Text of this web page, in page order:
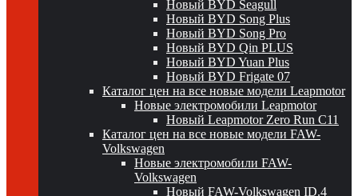
Новый BYD Seagull
Новый BYD Song Plus
Новый BYD Song Pro
Новый BYD Qin PLUS
Новый BYD Yuan Plus
Новый BYD Frigate 07
Каталог цен на все новые модели Leapmotor
Новые электромобили Leapmotor
Новый Leapmotor Zero Run C11
Каталог цен на все новые модели FAW-
Volkswagen
Новые электромобили FAW-
Volkswagen
Новый FAW-Volkswagen ID.4